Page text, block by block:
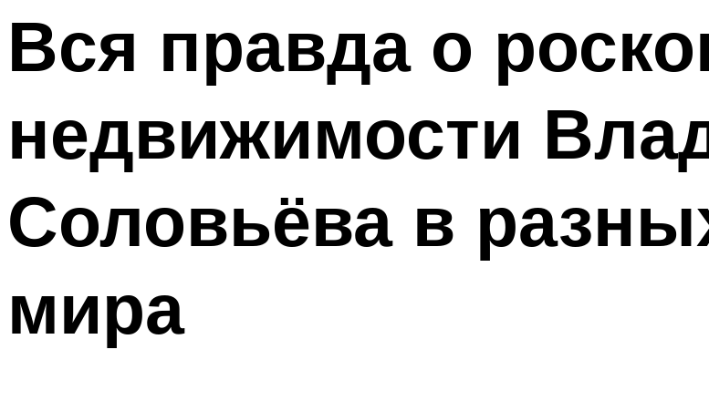
Вся правда о
недвижимости
Соловьёва в
мира